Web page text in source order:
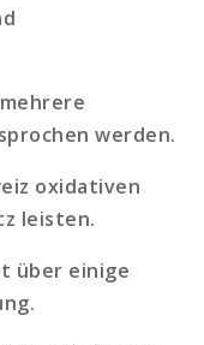
werden.
oxidativen
leisten.
über einige